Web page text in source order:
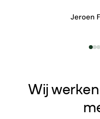
Jeroen
Wij